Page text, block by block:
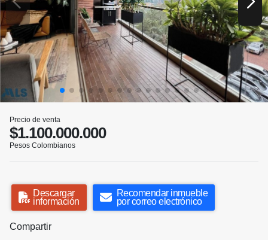
Precio de venta
$1.100.000.000
Pesos Colombianos
Descargar
información
Recomendar inmueble
por correo electrónico
Compartir